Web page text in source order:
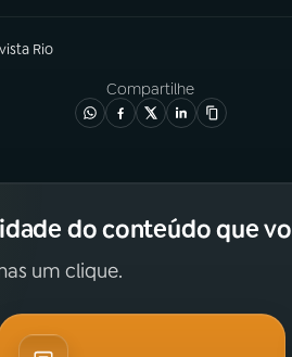
Rio
Compartilhe
do conteúdo que
um clique.